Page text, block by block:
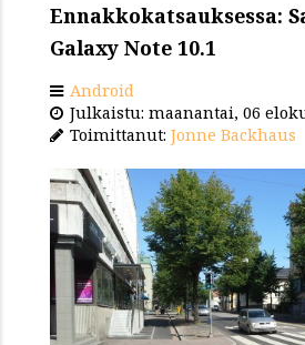
Ennakkokatsauksessa:
Galaxy Note 10.1
Android
Julkaistu: maanantai, 06
Toimittanut: Jonne Backhaus